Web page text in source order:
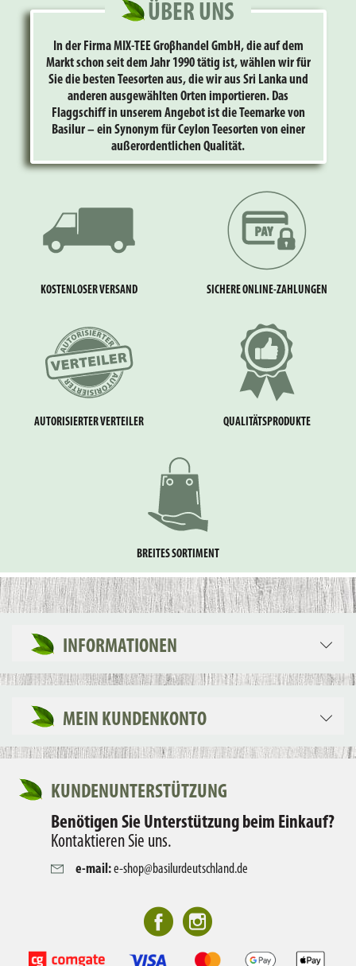
ÜBER UNS
In der Firma MIX-TEE Groβhandel GmbH, die auf dem
Markt schon seit dem Jahr 1990 tätig ist, wählen wir für
Sie die besten Teesorten aus, die wir aus Sri Lanka und
anderen ausgewählten Orten importieren. Das
Flaggschiff in unserem Angebot ist die Teemarke von
Basilur – ein Synonym für Ceylon Teesorten von einer
außerordentlichen Qualität.
KOSTENLOSER VERSAND SICHERE ONLINE-ZAHLUNGEN
AUTORISIERTER VERTEILER QUALITÄTSPRODUKTE
BREITES SORTIMENT
INFORMATIONEN
MEIN KUNDENKONTO
KUNDENUNTERSTÜTZUNG
Benötigen Sie Unterstützung beim Einkauf?
Kontaktieren Sie uns.
e-mail:e-shop@basilurdeutschland.de